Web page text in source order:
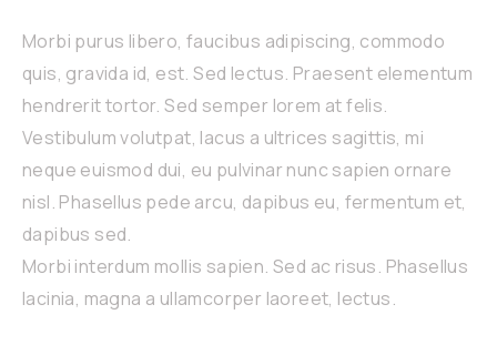
Morbi purus libero, faucibus adipiscing, commodo
quis, gravida id, est. Sed lectus. Praesent elementum
hendrerit tortor. Sed semper lorem at felis.
Vestibulum volutpat, lacus a ultrices sagittis, mi
neque euismod dui, eu pulvinar nunc sapien ornare
nisl. Phasellus pede arcu, dapibus eu, fermentum et,
dapibus sed.
Morbi interdum mollis sapien. Sed ac risus. Phasellus
lacinia, magna a ullamcorper laoreet, lectus.